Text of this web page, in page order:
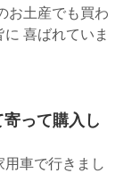
お土産でも買わ
喜ばれていま
って購入し
用車で行きまし